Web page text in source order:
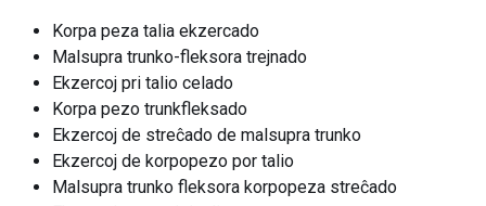
Korpa peza talia ekzercado
Malsupra trunko-fleksora trejnado
Ekzercoj pri talio celado
Korpa pezo trunkfleksado
Ekzercoj de streĉado de malsupra trunko
Ekzercoj de korpopezo por talio
Malsupra trunko fleksora korpopeza streĉado